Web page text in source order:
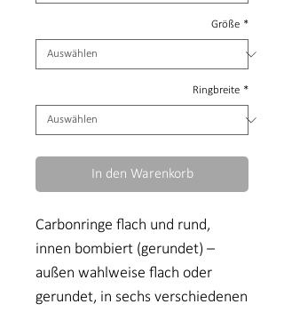
Größe *
Ringbreite *
In den Warenkorb
Carbonringe flach und rund,
innen bombiert (gerundet) –
außen wahlweise flach oder
gerundet, in sechs verschiedenen